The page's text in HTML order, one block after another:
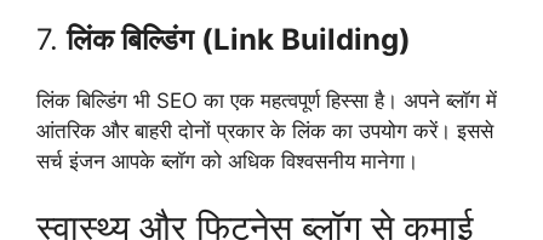
7.लिंक बिल्डिंग (Link Building)
लिंक बिल्डिंग भी SEO का एक महत्वपूर्ण हिस्सा है। अपने ब्लॉग में
आंतरिक और बाहरी दोनों प्रकार के लिंक का उपयोग करें। इससे
सर्च इंजन आपके ब्लॉग को अधिक विश्वसनीय मानेगा।
स्वास्थ्य और फिटनेस ब्लॉग से कमाई